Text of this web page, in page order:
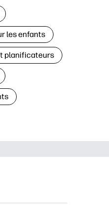
les enfants
planificateurs